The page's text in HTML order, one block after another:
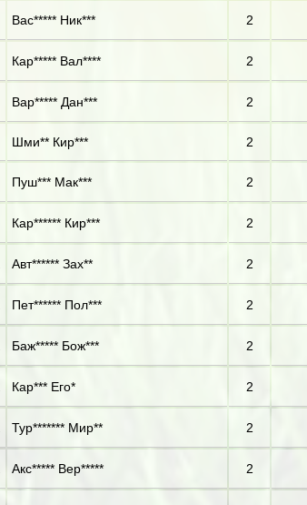
Вас***** Ник*** 2
Кар***** Вал**** 2
Вар***** Дан*** 2
Шми** Кир*** 2
Пуш*** Мак*** 2
Кар****** Кир*** 2
Авт****** Зах** 2
Пет****** Пол*** 2
Баж***** Бож*** 2
Кар*** Его* 2
Тур******* Мир** 2
Акс***** Вер***** 2